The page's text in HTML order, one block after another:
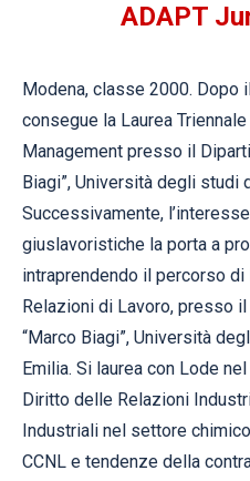
ADAPT
Modena, classe 2000.
consegue la Laurea
Management presso il
Biagi”, Università degli studi
Successivamente,
giuslavoristiche la porta a
intraprendendo il percorso
Relazioni di Lavoro, presso
“Marco Biagi”, Università
Emilia. Si laurea con Lode
Diritto delle Relazioni
Industriali nel settore
CCNL e tendenze della